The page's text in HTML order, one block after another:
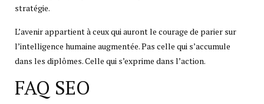
stratégie.
L’avenir appartient à ceux qui auront le courage de parier sur
l’intelligence humaine augmentée. Pas celle qui s’accumule
dans les diplômes. Celle qui s’exprime dans l’action.
FAQ SEO